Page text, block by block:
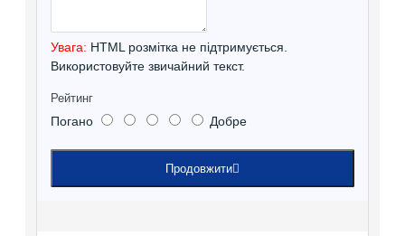
Увага: HTML розмітка не підтримується.
Використовуйте звичайний текст.
Рейтинг
Погано Добре
Продовжити